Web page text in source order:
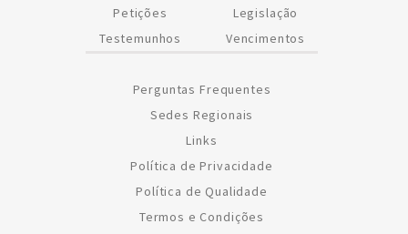
Petições
Testemunhos
Legislação
Vencimentos
Perguntas Frequentes
Sedes Regionais
Links
Política de Privacidade
Política de Qualidade
Termos e Condições